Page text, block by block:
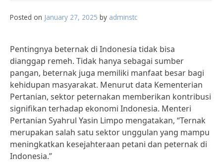
Posted on January 27, 2025 by adminstc
Pentingnya beternak di Indonesia tidak bisa
dianggap remeh. Tidak hanya sebagai sumber
pangan, beternak juga memiliki manfaat besar bagi
kehidupan masyarakat. Menurut data Kementerian
Pertanian, sektor peternakan memberikan kontribusi
signifikan terhadap ekonomi Indonesia. Menteri
Pertanian Syahrul Yasin Limpo mengatakan, “Ternak
merupakan salah satu sektor unggulan yang mampu
meningkatkan kesejahteraan petani dan peternak di
Indonesia.”